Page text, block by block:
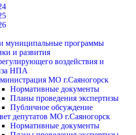
муниципальные программы
и развития
воздействия и
НПА
МО г.Саяногорск
Нормативные документы
Планы проведения экспертизы
Публичное обсуждение
депутатов МО г.Саяногорск
Нормативные документы